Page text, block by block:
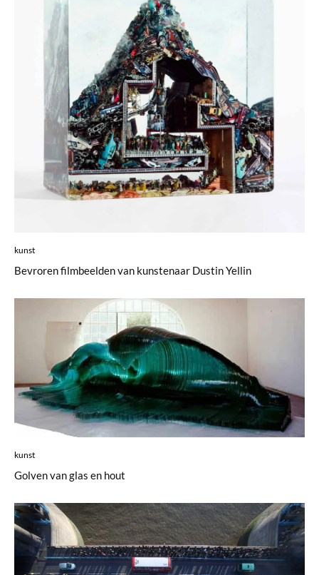
kunst
Bevroren filmbeelden van kunstenaar Dustin Yellin
kunst
Golven van glas en hout